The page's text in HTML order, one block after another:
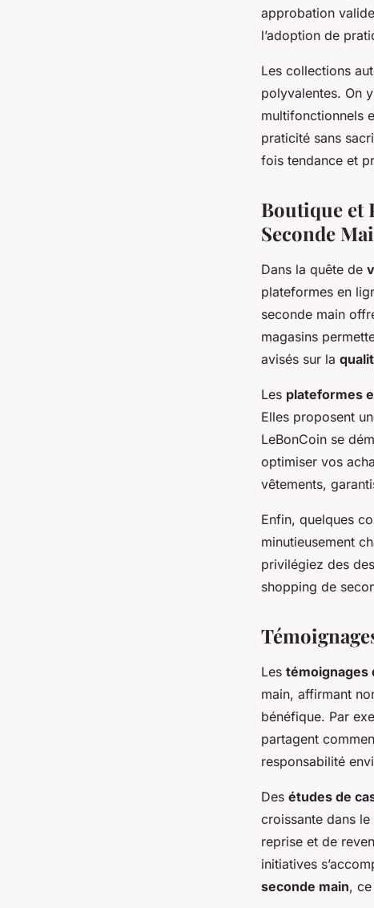
approbation
l’adoption de
Les collections
polyvalentes. On
multifonctionnels
praticité sans
fois tendance et
Boutique et
Seconde
Dans la quête de
plateformes en
seconde main
magasins
avisés sur la
Les plateformes
Elles proposent
LeBonCoin se
optimiser vos
vêtements,
Enfin, quelques
minutieusement
privilégiez des
shopping de
Les témoignages
main, affirmant
bénéfique. Par
partagent
responsabilité
Des études de
croissante dans
reprise et de
initiatives
seconde main,